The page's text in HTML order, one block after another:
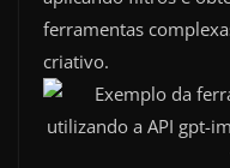
ferramentas
criativo.